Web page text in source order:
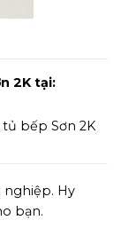
2K tại:
bếp Sơn 2K
nghiệp. Hy
bạn.